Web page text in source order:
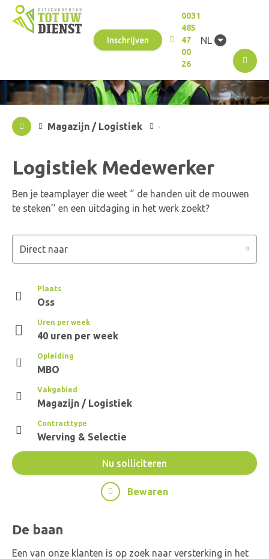
Inschrijven
0031
485
47
00
26
NL
Magazijn / Logistiek
Logistiek Medewerker
Ben je teamplayer die weet ‘’ de handen uit de mouwen
te steken’’ en een uitdaging in het werk zoekt?
Direct naar
Plaats
Oss
Uren per week
40 uren per week
Opleiding
MBO
Vakgebied
Magazijn / Logistiek
Contracttype
Werving & Selectie
Nu solliciteren
Bewaren
De baan
Een van onze klanten is op zoek naar versterking in het